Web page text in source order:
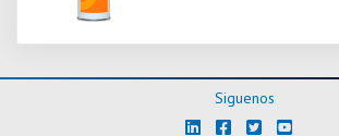
Siguenos